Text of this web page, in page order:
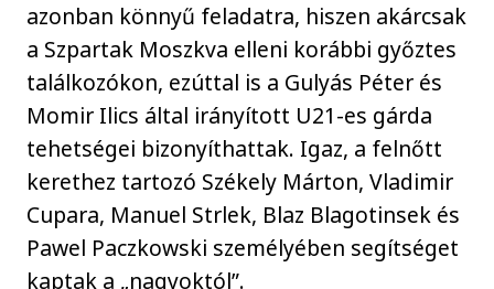
azonban könnyű feladatra, hiszen akárcsak
a Szpartak Moszkva elleni korábbi győztes
találkozókon, ezúttal is a Gulyás Péter és
Momir Ilics által irányított U21-es gárda
tehetségei bizonyíthattak. Igaz, a felnőtt
kerethez tartozó Székely Márton, Vladimir
Cupara, Manuel Strlek, Blaz Blagotinsek és
Pawel Paczkowski személyében segítséget
kaptak a „nagyoktól”.